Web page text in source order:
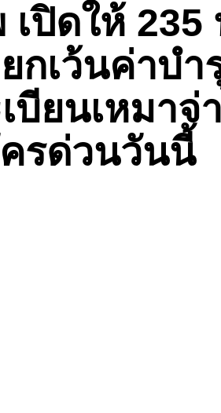
เปิดให้
กเว้นค่าบำ
บียนเหมาจ่
รด่วนวันนี้